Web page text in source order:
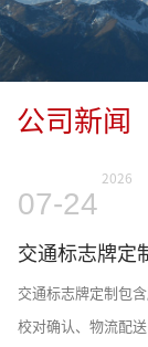
公司新闻
2026
07-24
交通标志牌定
交通标志牌定制包
校对确认、物流配